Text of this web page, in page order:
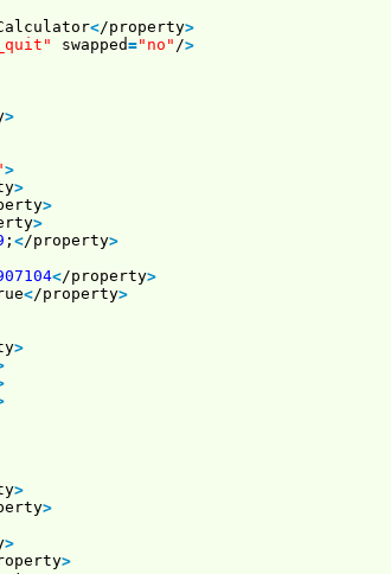
</property>
swapped="no" />
>
>
>
>
>
; </property>
</property>
</property>
>
>
>
>
>